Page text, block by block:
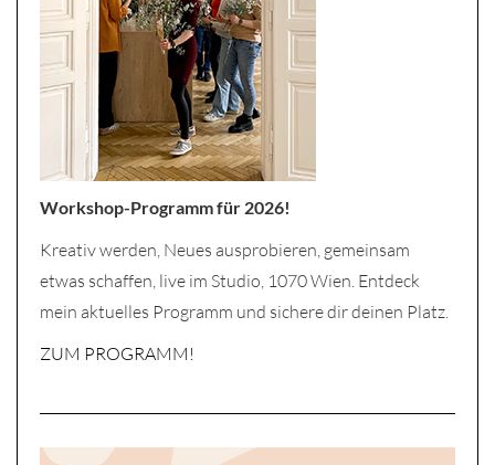
Workshop-Programm für 2026!
Kreativ werden, Neues ausprobieren, gemeinsam
etwas schaffen, live im Studio, 1070 Wien. Entdeck
mein aktuelles Programm und sichere dir deinen Platz.
ZUM PROGRAMM!